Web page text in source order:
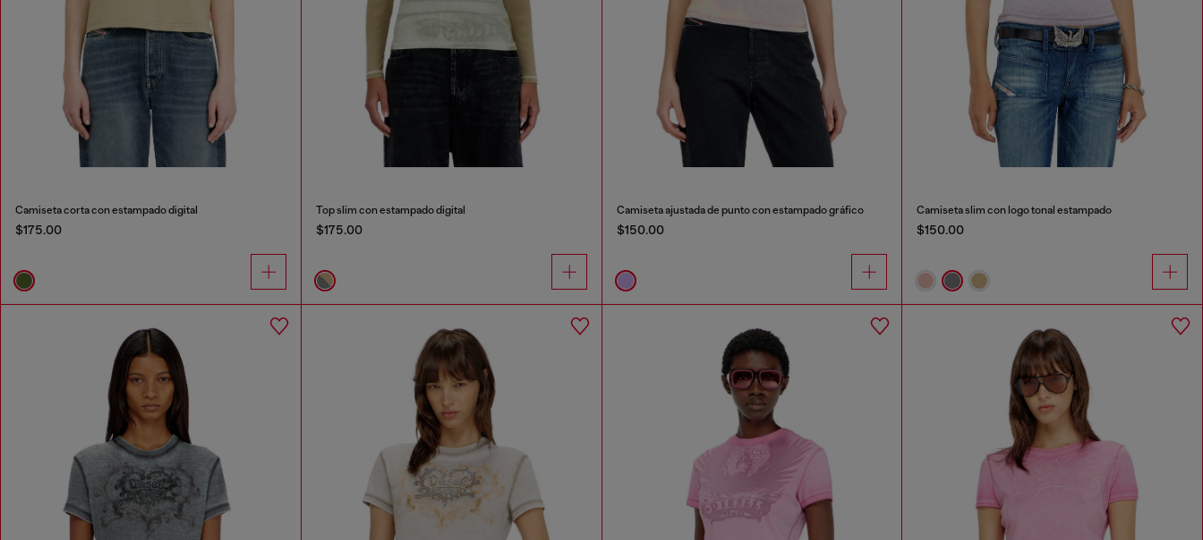
Camiseta corta con estampado digital
$175.00
Top slim con estampado digital
$175.00
Camiseta ajustada de punto con estampado gráfico
$150.00
Camiseta slim con logo tonal estampado
$150.00